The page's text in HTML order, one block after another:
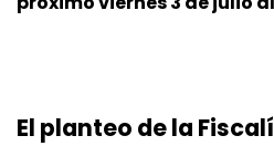
El planteo de la